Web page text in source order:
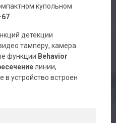
купольном
67
детекции
тамперу, камера
функции Behavior
линии,
в устройство встроен